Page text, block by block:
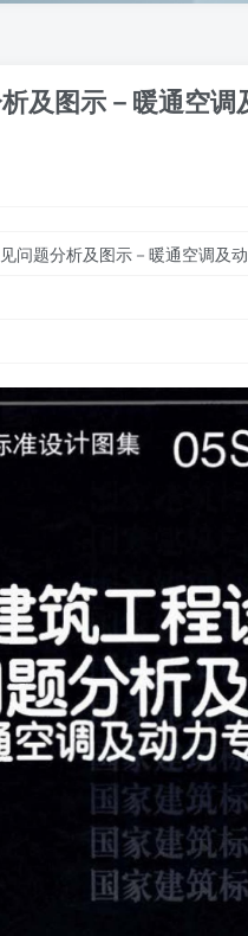
及图示－暖通空调
问题分析及图示－暖通空调及